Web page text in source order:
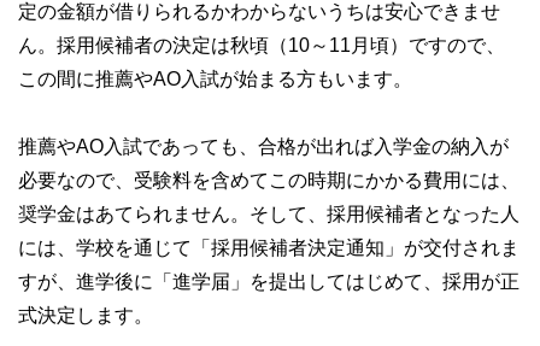
定の金額が借りられるかわからないうちは安心できませ
ん。採用候補者の決定は秋頃（10～11月頃）ですので、
この間に推薦やAO入試が始まる方もいます。
推薦やAO入試であっても、合格が出れば入学金の納入が
必要なので、受験料を含めてこの時期にかかる費用には、
奨学金はあてられません。そして、採用候補者となった人
には、学校を通じて「採用候補者決定通知」が交付されま
すが、進学後に「進学届」を提出してはじめて、採用が正
式決定します。